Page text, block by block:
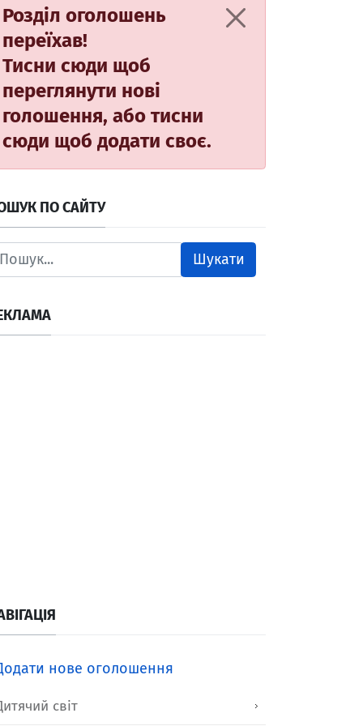
Розділ оголошень
переїхав!
Тисни сюди щоб
переглянути нові
голошення, або тисни
сюди щоб додати своє.
ПО САЙТУ
Шукати
нове оголошення
світ